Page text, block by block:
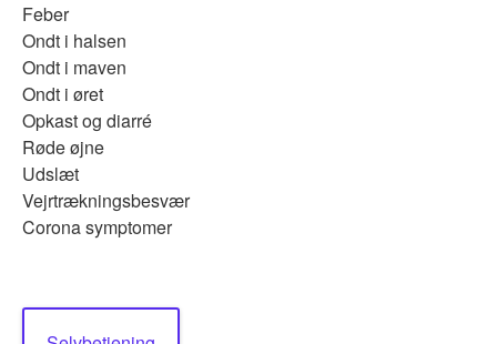
Feber
Ondt i halsen
Ondt i maven
Ondt i øret
Opkast og diarré
Røde øjne
Udslæt
Vejrtrækningsbesvær
Corona symptomer